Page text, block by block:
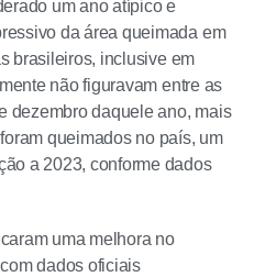
um ano atípico e
da área queimada em
brasileiros, inclusive em
não figuravam entre as
dezembro daquele ano, mais
queimados no país, um
a 2023, conforme dados
uma melhora no
dados oficiais